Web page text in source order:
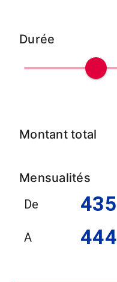
Durée
Montant total
Mensualités
De
435
A 444